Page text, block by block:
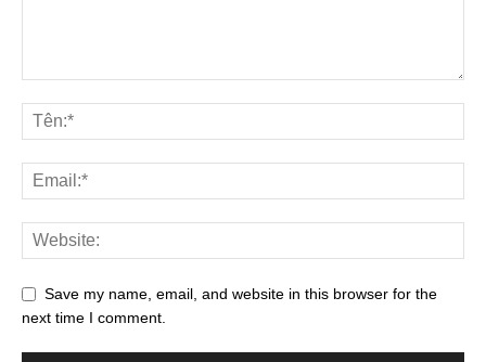
Save my name, email, and website in this browser for the
next time I comment.